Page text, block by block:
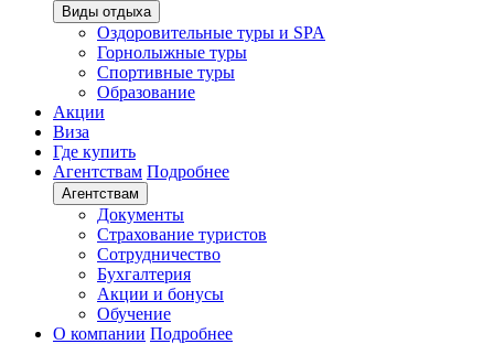
Виды отдыха
Оздоровительные туры и SPA
Горнолыжные туры
Спортивные туры
Образование
Акции
Виза
Где купить
Агентствам Подробнее
Агентствам
Документы
Страхование туристов
Сотрудничество
Бухгалтерия
Акции и бонусы
Обучение
О компании Подробнее